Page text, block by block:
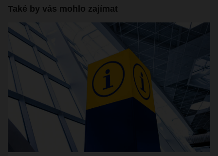
Také by vás mohlo zajímat